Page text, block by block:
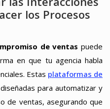
los Procesos
de ventas puede
en que tu agencia habla
Estas plataformas de
para automatizar y
de ventas, asegurando que